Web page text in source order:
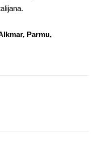
Parmu,